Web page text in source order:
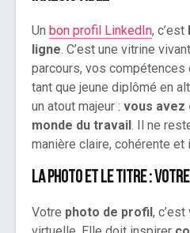
Un bon profil LinkedIn, c’est
ligne. C’est une vitrine
parcours, vos compétences
tant que jeune diplômé en
un atout majeur : vous avez
monde du travail . Il ne
manière claire, cohérente et
La photo et le titre : votre
Votre photo de profil ,